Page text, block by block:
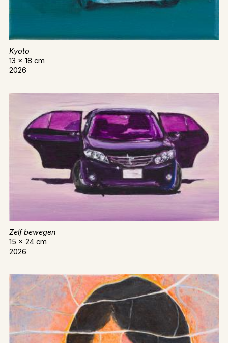
Kyoto
13 x 18 cm
2026
Zelf bewegen
15 x 24 cm
2026